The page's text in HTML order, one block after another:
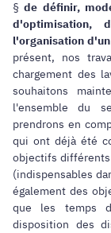
§de définir,
d'optimisation,
l'organisation
présent, nos
chargement des
souhaitons
l'ensemble du
prendrons en
qui ont déjà été
objectifs
(indispensables
également des
que les temps
disposition des